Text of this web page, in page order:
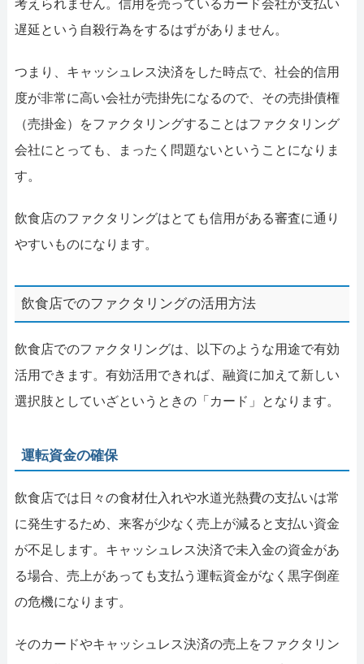
考えられません。信用を売っているカード会社が支払い
遅延という自殺行為をするはずがありません。
つまり、キャッシュレス決済をした時点で、社会的信用
度が非常に高い会社が売掛先になるので、その売掛債権
（売掛金）をファクタリングすることはファクタリング
会社にとっても、まったく問題ないということになりま
す。
飲食店のファクタリングはとても信用がある審査に通り
やすいものになります。
飲食店でのファクタリングの活用方法
飲食店でのファクタリングは、以下のような用途で有効
活用できます。有効活用できれば、融資に加えて新しい
選択肢としていざというときの「カード」となります。
運転資金の確保
飲食店では日々の食材仕入れや水道光熱費の支払いは常
に発生するため、来客が少なく売上が減ると支払い資金
が不足します。キャッシュレス決済で未入金の資金があ
る場合、売上があっても支払う運転資金がなく黒字倒産
の危機になります。
そのカードやキャッシュレス決済の売上をファクタリン